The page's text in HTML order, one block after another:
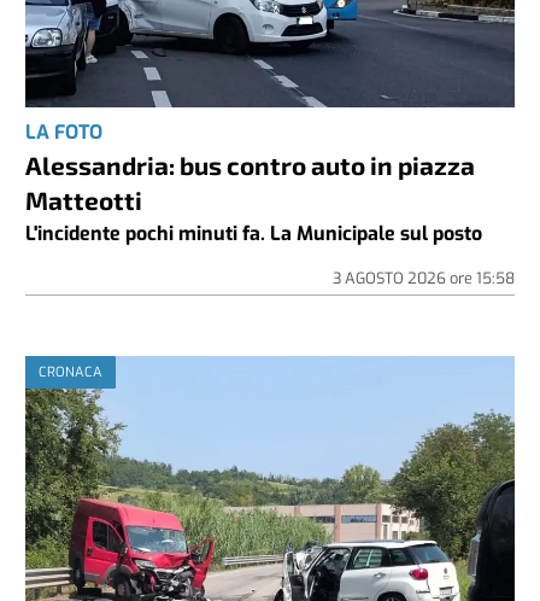
LA FOTO
Alessandria: bus contro auto in piazza
Matteotti
L'incidente pochi minuti fa. La Municipale sul posto
3 AGOSTO 2026ore 15:58
CRONACA